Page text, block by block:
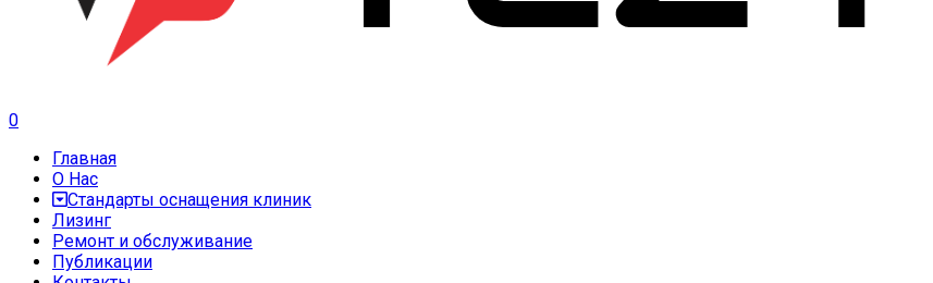
0
Главная
О Нас
Стандарты оснащения клиник
Лизинг
Ремонт и обслуживание
Публикации